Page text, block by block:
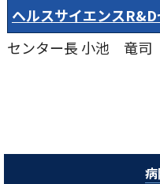
ヘルスサイエンス
センター長 小池 竜司